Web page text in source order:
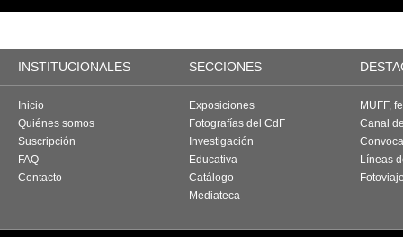
INSTITUCIONALES SECCIONES
Inicio
Quiénes somos
Suscripción
FAQ
Contacto
Exposiciones
Fotografías del CdF
Investigación
Educativa
Catálogo
Mediateca
MUFF,
Canal
Líneas